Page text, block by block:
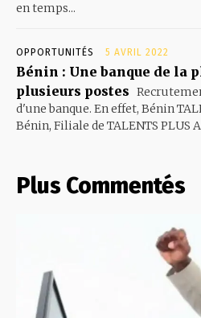
en temps...
OPPORTUNITÉS 5 AVRIL 2022
Bénin : Une banque de la
plusieurs postes
d'une banque. En effet, Bénin
Bénin, Filiale de TALENTS PLUS
Plus Commentés